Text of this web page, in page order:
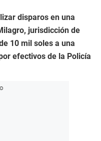
disparos en una
jurisdicción de
10 mil soles a una
efectivos de la Policía